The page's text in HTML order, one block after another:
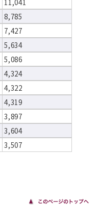
11,041
8,785
7,427
5,634
5,086
4,324
4,322
4,319
3,897
3,604
3,507